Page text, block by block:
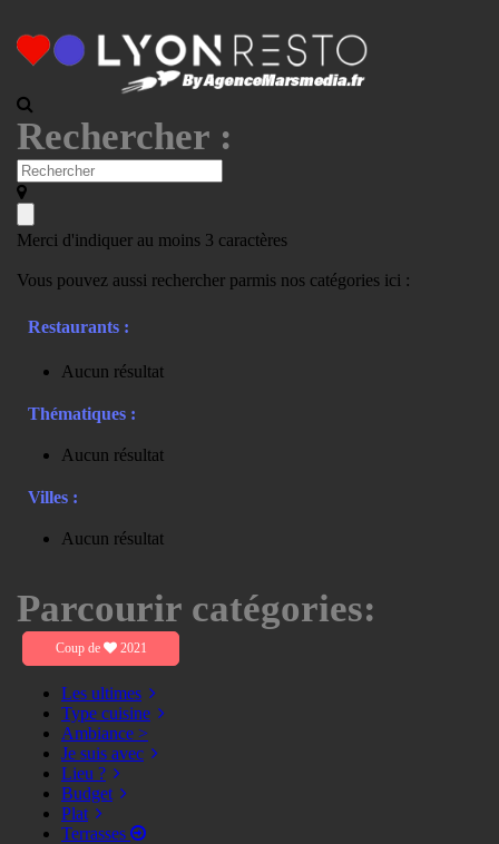
Rechercher :
Merci d'indiquer au moins 3 caractères
Vous pouvez aussi rechercher parmis nos catégories ici :
Restaurants :
Aucun résultat
Thématiques :
Aucun résultat
Villes :
Aucun résultat
Parcourir catégories:
Coup de 2021
Les ultimes
Type cuisine
Ambiance >
Je suis avec
Lieu ?
Budget
Plat
Terrasses